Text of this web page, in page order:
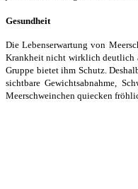
Gesundheit
Die Lebenserwartung von
Krankheit nicht wirklich deutlich
Gruppe bietet ihm Schutz.
sichtbare Gewichtsabnahme,
Meerschweinchen quiecken